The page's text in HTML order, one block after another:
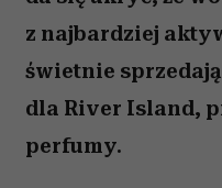
z najbardziej
świetnie
dla River Island,
perfumy.